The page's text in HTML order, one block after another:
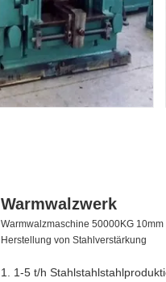
Warmwalzwerk
Warmwalzmaschine 50000KG
Herstellung von Stahlverstärkung
1. 1-5 t/h